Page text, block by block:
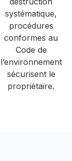
systématique,
procédures
conformes au
Code de
l’environnement
sécurisent le
propriétaire.